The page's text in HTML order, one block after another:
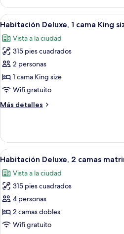
1
cama
Queen
Abrir
todas
las
fotos
de
Habitación
Deluxe,
cama
5
Habitación Deluxe, 1 cama King
Vista a la ciudad
315 pies cuadrados
2 personas
1 cama King size
Wifi gratuito
Más detalles
Más
Deluxe,
cama
size
Abrir
todas
las
fotos
de
Habitación
Deluxe,
5
Habitación Deluxe, 2 camas
Vista a la ciudad
315 pies cuadrados
4 personas
2 camas dobles
Wifi gratuito